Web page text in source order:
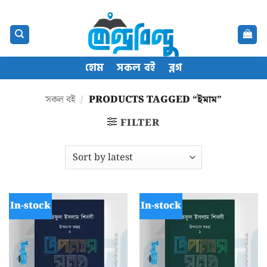
content
হোম সকল বই ব্লগ
সকল বই / PRODUCTS TAGGED “ইমাম”
FILTER
In-stock In-stock